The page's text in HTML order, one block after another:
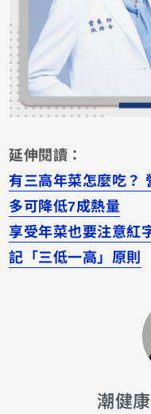
延伸閱讀：
有三高年菜怎麼吃？
多可降低7成熱量
享受年菜也要注意紅
記「三低一高」原則
潮健